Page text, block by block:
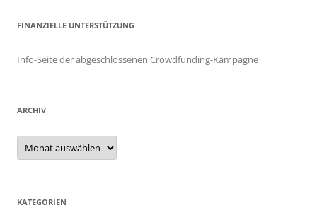
FINANZIELLE UNTERSTÜTZUNG
Info-Seite der abgeschlossenen Crowdfunding-Kampagne
ARCHIV
Archiv
KATEGORIEN